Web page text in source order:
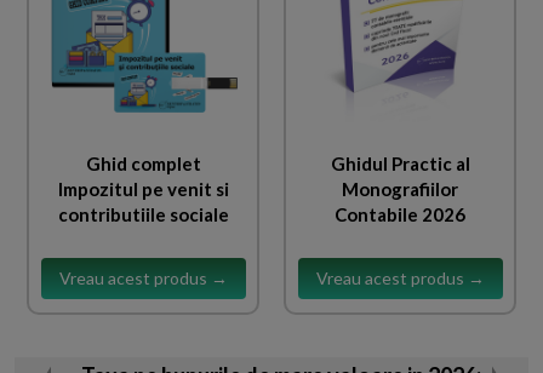
Ghid complet
Impozitul pe venit si
contributiile sociale
Vreau acest produs →
Ghidul Practic al
Monografiilor
Contabile 2026
Vreau acest produs →